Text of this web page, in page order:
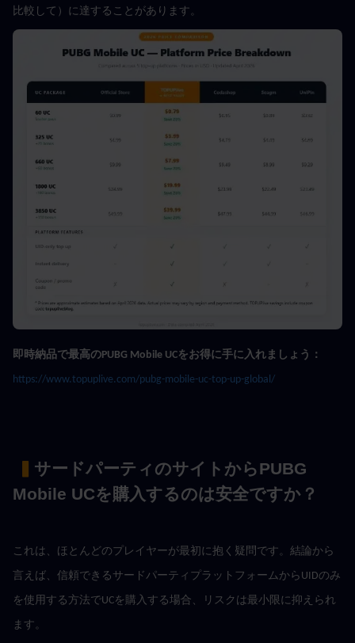
比較して）に達することがあります。
即時納品で最高のPUBG Mobile UCをお得に手に入れましょう：
https://www.topuplive.com/pubg-mobile-uc-top-up-global/
サードパーティのサイトからPUBG
Mobile UCを購入するのは安全ですか？
これは、ほとんどのプレイヤーが最初に抱く疑問です。結論から
言えば、信頼できるサードパーティプラットフォームからUIDのみ
を使用する方法でUCを購入する場合、リスクは最小限に抑えられ
ます。